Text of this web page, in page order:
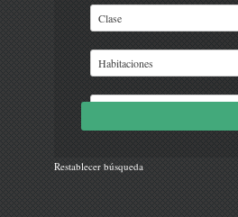
Restablecer búsqueda